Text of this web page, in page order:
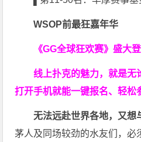
WSOP前最狂嘉年华
《GG全球狂欢赛》盛大登
线上扑克的魅力，就是无
打开手机就能一键报名、轻松
无法远赴世界各地，又想
茅人及同场较劲的水友们，必